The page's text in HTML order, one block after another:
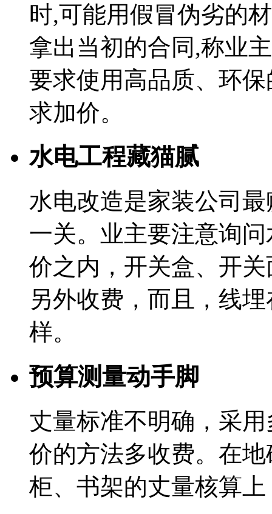
时,可能用假冒伪劣的
拿出当初的合同,称业
要求使用高品质、环
求加价。
水电工程藏猫腻
水电改造是家装公司
一关。业主要注意询
价之内，开关盒、开
另外收费，而且，线
样。
预算测量动手脚
丈量标准不明确，采
价的方法多收费。在
柜、书架的丈量核算